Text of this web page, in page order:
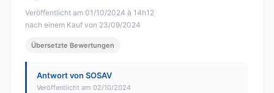
Veröffentlicht am 01/10/2024 à 14h12
nach einem Kauf von 23/09/2024
Übersetzte Bewertungen
Antwort von SOSAV
Veröffentlicht am 02/10/2024